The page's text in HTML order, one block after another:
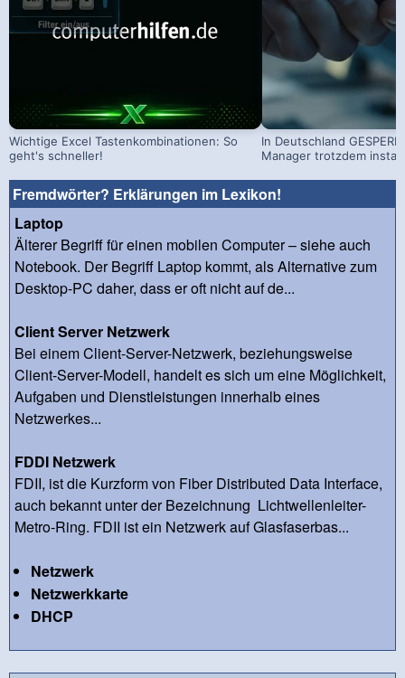
Wichtige Excel Tastenkombinationen: So
geht's schneller!
In Deutschland
Manager trotzdem
Fremdwörter? Erklärungen im Lexikon!
Laptop
Älterer Begriff für einen mobilen Computer – siehe auch
Notebook. Der Begriff Laptop kommt, als Alternative zum
Desktop-PC daher, dass er oft nicht auf de...
Client Server Netzwerk
Bei einem Client-Server-Netzwerk, beziehungsweise
Client-Server-Modell, handelt es sich um eine Möglichkeit,
Aufgaben und Dienstleistungen innerhalb eines
Netzwerkes...
FDDI Netzwerk
FDII, ist die Kurzform von Fiber Distributed Data Interface,
auch bekannt unter der Bezeichnung Lichtwellenleiter-
Metro-Ring. FDII ist ein Netzwerk auf Glasfaserbas...
Netzwerk
Netzwerkkarte
DHCP